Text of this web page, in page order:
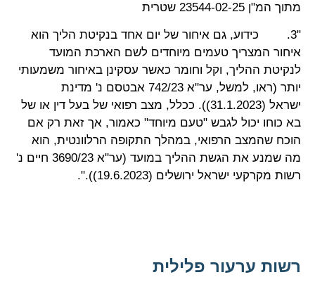
מתוך המ"ן 23544-02-25 שטרית
"3. כידוע, גם איחור של יום אחד בנקיטת הליך הוא
איחור המצריך טעמים מיוחדים לשם הארכת המועד
לנקיטת ההליך, וקל וחומר כאשר עסקינן באיחור משמעותי
יותר (ראו, למשל, ער"א 742/23
אבטסם נ' מדינת
ישראל
(31.1.2023)). ככלל, מצב רפואי של בעל דין או של
בא כוחו יכול לגבש "טעם מיוחד" כאמור, אך זאת רק אם
הוכח שהמצב הרפואי, במהלך התקופה הרלוונטית, הוא
מה שמנע את הגשת ההליך במועד (ער"א 3690/23
חיים נ'
רשות מקרקעי ישראל ירושלים (19.6.2023)).".
רשות ערעור פלילית